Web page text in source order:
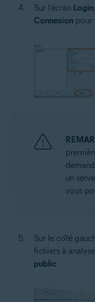
Sur l’écran Login
Connexion pour
un
vous
Sur le côté
fichiers à
public